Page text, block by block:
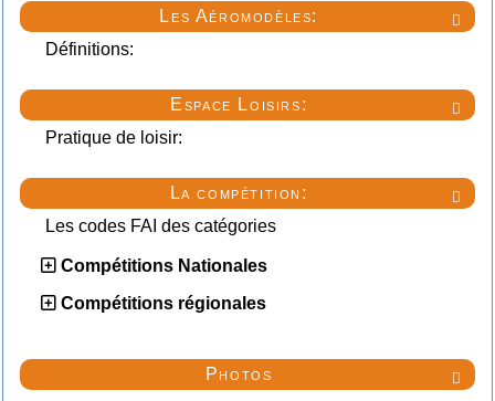

Les Aéromodèles:
Définitions:

Espace Loisirs:
Pratique de loisir:

La compétition:
Les codes FAI des catégories
Compétitions Nationales
Compétitions régionales

Photos